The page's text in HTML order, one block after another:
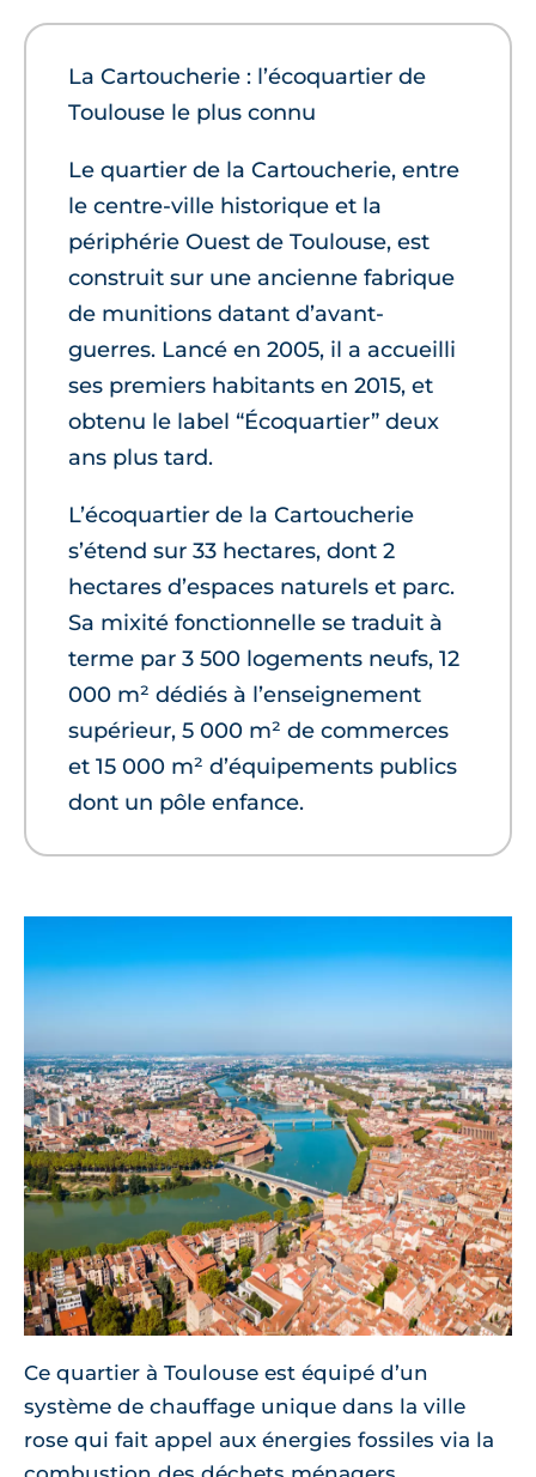
La Cartoucherie : l’écoquartier de
Toulouse le plus connu
Le quartier de la Cartoucherie, entre
le centre-ville historique et la
périphérie Ouest de Toulouse, est
construit sur une ancienne fabrique
de munitions datant d’avant-
guerres. Lancé en 2005, il a accueilli
ses premiers habitants en 2015, et
obtenu le label “Écoquartier” deux
ans plus tard.
L’écoquartier de la Cartoucherie
s’étend sur 33 hectares, dont 2
hectares d’espaces naturels et parc.
Sa mixité fonctionnelle se traduit à
terme par 3 500 logements neufs, 12
000 m² dédiés à l’enseignement
supérieur, 5 000 m² de commerces
et 15 000 m² d’équipements publics
dont un pôle enfance.
Ce quartier à Toulouse est équipé d’un
système de chauffage unique dans la ville
rose qui fait appel aux énergies fossiles via la